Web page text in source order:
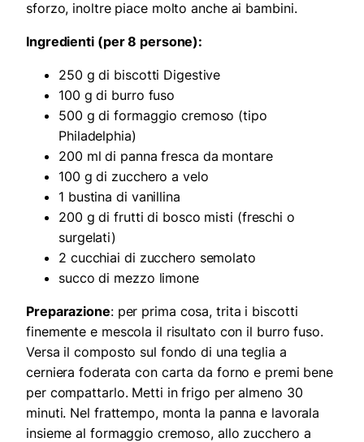
sforzo, inoltre piace molto anche ai bambini.
Ingredienti (per 8 persone):
250 g di biscotti Digestive
100 g di burro fuso
500 g di formaggio cremoso (tipo
Philadelphia)
200 ml di panna fresca da montare
100 g di zucchero a velo
1 bustina di vanillina
200 g di frutti di bosco misti (freschi o
surgelati)
2 cucchiai di zucchero semolato
succo di mezzo limone
Preparazione: per prima cosa, trita i biscotti
finemente e mescola il risultato con il burro fuso.
Versa il composto sul fondo di una teglia a
cerniera foderata con carta da forno e premi bene
per compattarlo. Metti in frigo per almeno 30
minuti. Nel frattempo, monta la panna e lavorala
insieme al formaggio cremoso, allo zucchero a